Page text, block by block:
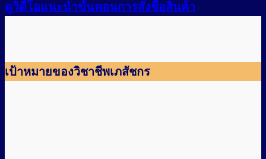
ดูวิดีโอแนะนำขั้นตอนการสั่งซื้อสินค้า
เป้าหมายของวิชาชีพเภสัชกร